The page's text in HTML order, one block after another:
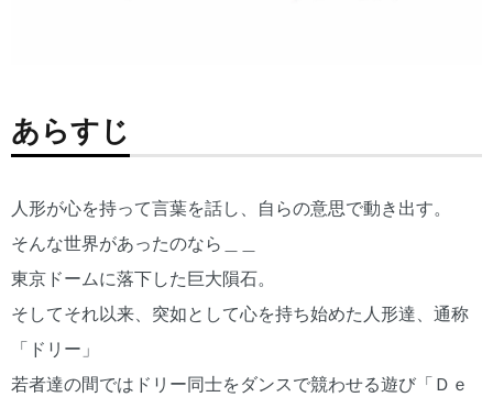
あらすじ
人形が心を持って言葉を話し、自らの意思で動き出す。
そんな世界があったのなら＿＿
東京ドームに落下した巨大隕石。
そしてそれ以来、突如として心を持ち始めた人形達、通称
「ドリー」
若者達の間ではドリー同士をダンスで競わせる遊び「Ｄｅ